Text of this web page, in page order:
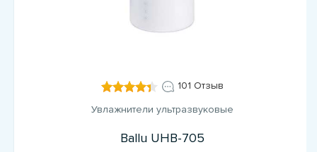
101 Отзыв
Увлажнители ультразвуковые
Ballu UHB-705